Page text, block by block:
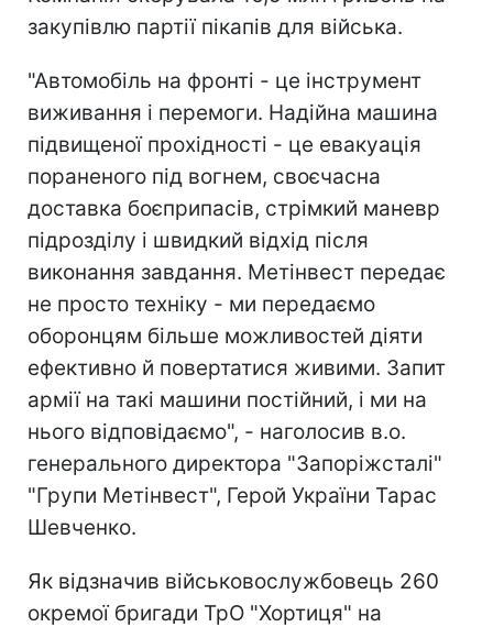
закупівлю партії пікапів для війська.
"Автомобіль на фронті - це інструмент
виживання і перемоги. Надійна машина
підвищеної прохідності - це евакуація
пораненого під вогнем, своєчасна
доставка боєприпасів, стрімкий маневр
підрозділу і швидкий відхід після
виконання завдання. Метінвест передає
не просто техніку - ми передаємо
оборонцям більше можливостей діяти
ефективно й повертатися живими. Запит
армії на такі машини постійний, і ми на
нього відповідаємо", - наголосив в.о.
генерального директора "Запоріжсталі"
"Групи Метінвест", Герой України Тарас
Шевченко.
Як відзначив військовослужбовець 260
окремої бригади ТрО "Хортиця" на